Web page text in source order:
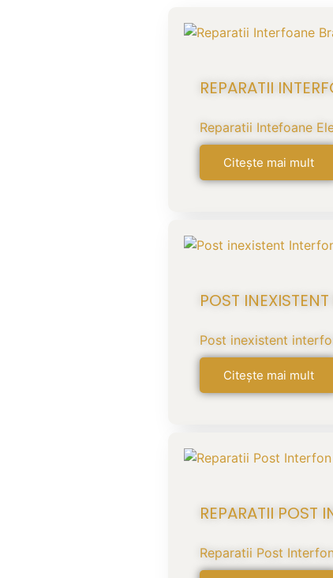
REPARATII
Reparatii Intefoane
Citește mai mult
POST
Post inexistent
Citește mai mult
REPARATII POST
Reparatii Post